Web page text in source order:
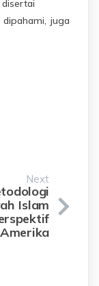
juga
Next
Islam
Amerika